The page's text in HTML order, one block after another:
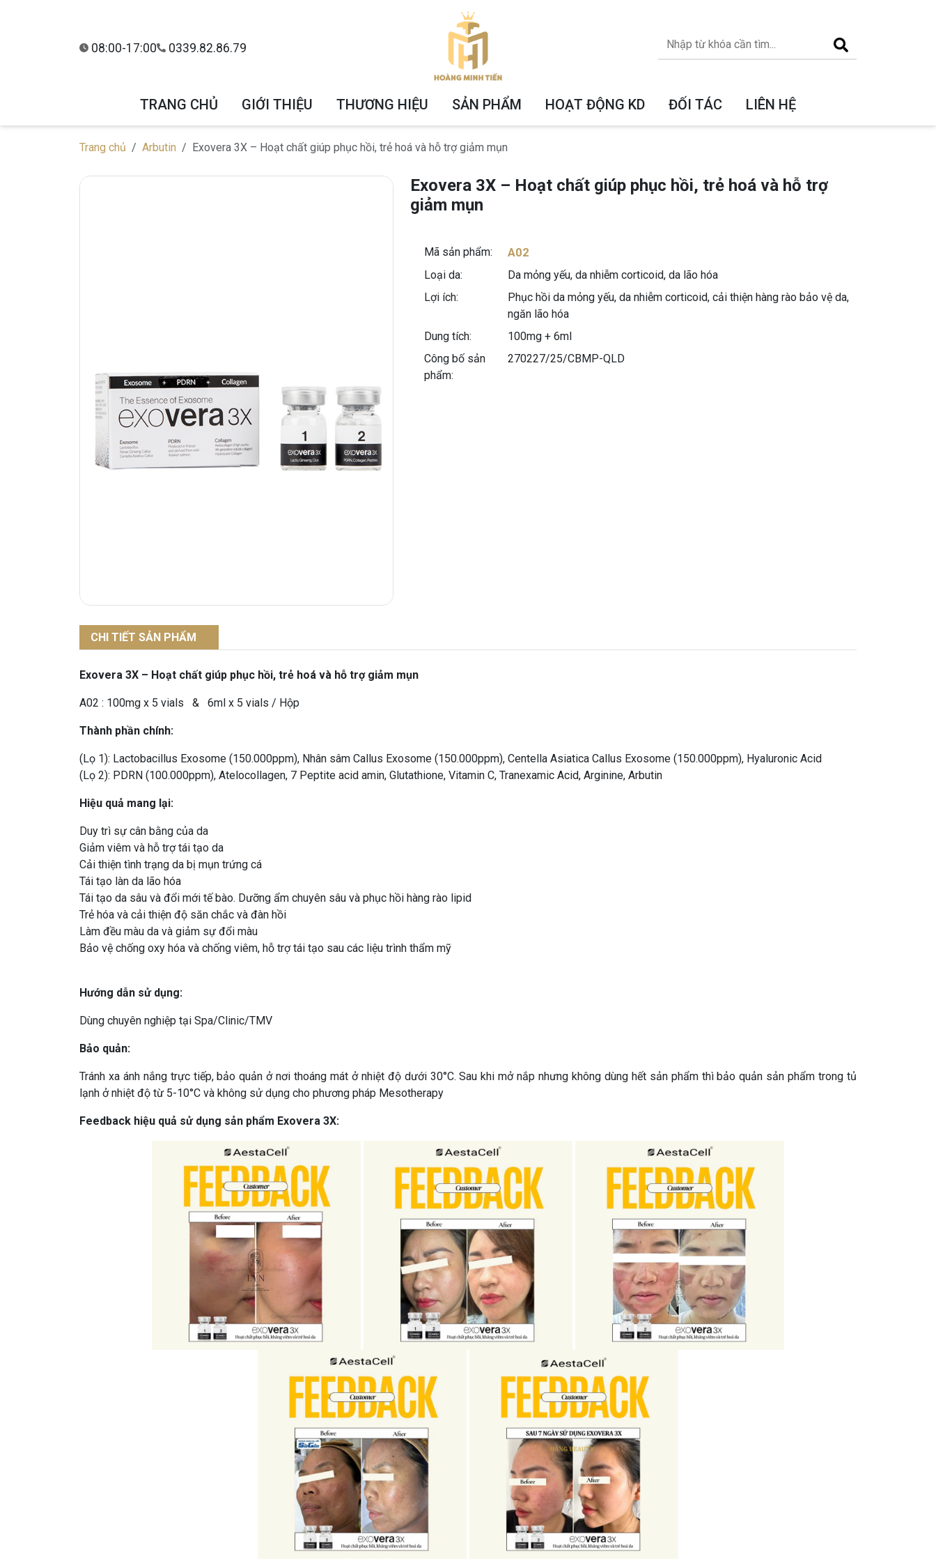
08:00-17:00 0339.82.86.79
TRANG CHỦ GIỚI THIỆU THƯƠNG HIỆU SẢN PHẨM HOẠT ĐỘNG KD ĐỐI TÁC LIÊN HỆ
Trang chủ Arbutin Exovera 3X – Hoạt chất giúp phục hồi, trẻ hoá và hỗ trợ giảm mụn
Exovera 3X – Hoạt chất giúp phục hồi, trẻ hoá và hỗ trợ
giảm mụn
Mã sản phẩm: A02
Loại da:
Da mỏng yếu, da nhiễm corticoid, da lão hóa
Lợi ích:
Phục hồi da mỏng yếu, da nhiễm corticoid, cải thiện hàng rào bảo vệ da,
ngăn lão hóa
Dung tích:
100mg + 6ml
Công bố sản
phẩm:
270227/25/CBMP-QLD
CHI TIẾT SẢN PHẨM
Exovera 3X – Hoạt chất giúp phục hồi, trẻ hoá và hỗ trợ giảm mụn
A02 : 100mg x 5 vials & 6ml x 5 vials / Hộp
Thành phần chính:
(Lọ 1): Lactobacillus Exosome (150.000ppm), Nhân sâm Callus Exosome (150.000ppm), Centella Asiatica Callus Exosome (150.000ppm), Hyaluronic Acid
(Lọ 2): PDRN (100.000ppm), Atelocollagen, 7 Peptite acid amin, Glutathione, Vitamin C, Tranexamic Acid, Arginine, Arbutin
Hiệu quả mang lại:
Duy trì sự cân bằng của da
Giảm viêm và hỗ trợ tái tạo da
Cải thiện tình trạng da bị mụn trứng cá
Tái tạo làn da lão hóa
Tái tạo da sâu và đổi mới tế bào. Dưỡng ẩm chuyên sâu và phục hồi hàng rào lipid
Trẻ hóa và cải thiện độ săn chắc và đàn hồi
Làm đều màu da và giảm sự đổi màu
Bảo vệ chống oxy hóa và chống viêm, hỗ trợ tái tạo sau các liệu trình thẩm mỹ
Hướng dẫn sử dụng:
Dùng chuyên nghiệp tại Spa/Clinic/TMV
Bảo quản:
Tránh xa ánh nắng trực tiếp, bảo quản ở nơi thoáng mát ở nhiệt độ dưới 30°C. Sau khi mở nắp nhưng không dùng hết sản phẩm thì bảo quản sản phẩm trong tủ
lạnh ở nhiệt độ từ 5-10°C và không sử dụng cho phương pháp Mesotherapy
Feedback hiệu quả sử dụng sản phẩm Exovera 3X: